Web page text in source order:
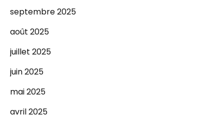
septembre 2025
août 2025
juillet 2025
juin 2025
mai 2025
avril 2025